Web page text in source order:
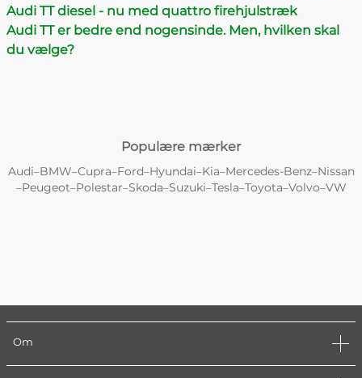
Audi TT diesel - nu med quattro firehjulstræk
Audi TT er bedre end nogensinde. Men, hvilken skal
du vælge?
Populære mærker
Audi–BMW–Cupra–Ford–Hyundai–Kia–Mercedes-Benz–Nissan
–Peugeot–Polestar–Skoda–Suzuki–Tesla–Toyota–Volvo–VW
Om